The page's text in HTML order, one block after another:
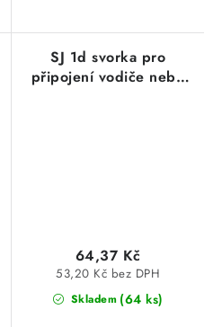
SJ 1d svorka pro
připojení vodiče nebo
Skladem (64 ks)
53,20 Kč bez DPH
64,37 Kč